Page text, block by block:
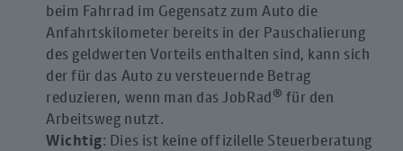
beim Fahrrad im Gegensatz zum Auto die
Anfahrtskilometer bereits in der Pauschalierung
des geldwerten Vorteils enthalten sind, kann sich
der für das Auto zu versteuernde Betrag
reduzieren, wenn man das JobRad® für den
Arbeitsweg nutzt.
Wichtig: Dies ist keine offizilelle Steuerberatung